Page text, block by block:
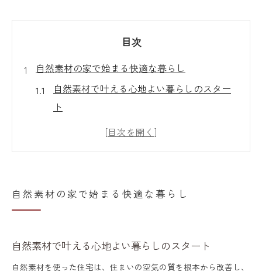
目次
自然素材の家で始まる快適な暮らし
自然素材で叶える心地よい暮らしのスター
ト
快適な毎日を作る自然素材住宅の魅力
自然素材住宅で味わう清々しい空気感の秘
密
自然素材の家で始まる快適な暮らし
自然素材で叶える心地よい暮らしのスタート
自然素材を使った住宅は、住まいの空気の質を根本から改善し、